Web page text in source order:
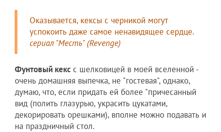
Оказывается, кексы с черникой могут
успокоить даже самое ненавидящее сердце.
сериал "Месть" (Revenge)
Фунтовый кекс с шелковицей в моей вселенной -
очень домашняя выпечка, не "гостевая", однако,
думаю, что, если придать ей более "причесанный
вид (полить глазурью, украсить цукатами,
декорировать орешками), вполне можно подавать и
на праздничный стол.